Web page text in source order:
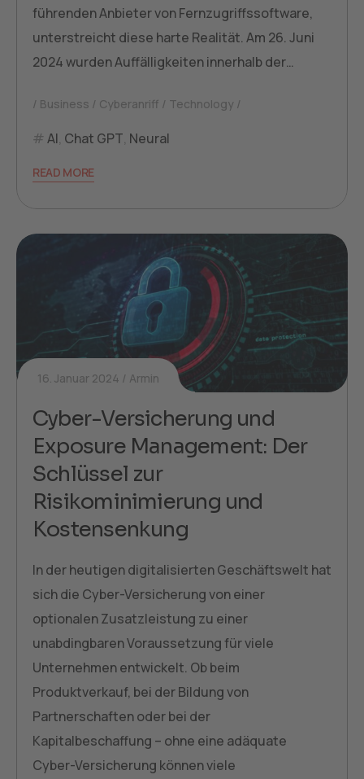
führenden Anbieter von Fernzugriffssoftware,
unterstreicht diese harte Realität. Am 26. Juni
2024 wurden Auffälligkeiten innerhalb der…
Business Cyberanriff Technology
AI, Chat GPT, Neural
READ MORE
16. Januar 2024 Armin
Cyber-Versicherung und
Exposure Management: Der
Schlüssel zur
Risikominimierung und
Kostensenkung
In der heutigen digitalisierten Geschäftswelt hat
sich die Cyber-Versicherung von einer
optionalen Zusatzleistung zu einer
unabdingbaren Voraussetzung für viele
Unternehmen entwickelt. Ob beim
Produktverkauf, bei der Bildung von
Partnerschaften oder bei der
Kapitalbeschaffung – ohne eine adäquate
Cyber-Versicherung können viele